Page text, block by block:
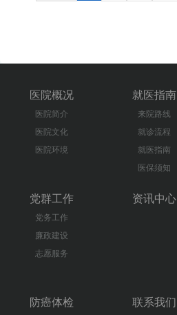
医院概况
医院简介
医院文化
医院环境
就医指南
来院路线
就诊流程
就医指南
医保须知
党群工作
党务工作
廉政建设
志愿服务
资讯中心
防癌体检 联系我们